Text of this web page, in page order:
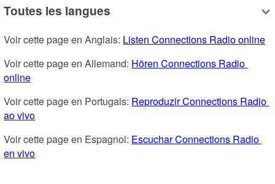
Toutes les langues
Voir cette page en Anglais: Listen Connections Radio online
Voir cette page en Allemand: Hören Connections Radio
online
Voir cette page en Portugais: Reproduzir Connections Radio
ao vivo
Voir cette page en Espagnol: Escuchar Connections Radio
en vivo